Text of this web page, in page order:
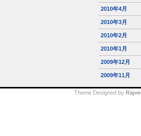
2010年4月
2010年3月
2010年2月
2010年1月
2009年12月
2009年11月
Theme Designed by